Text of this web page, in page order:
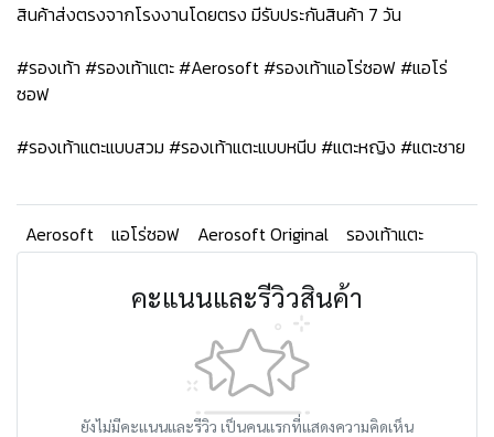
สินค้าส่งตรงจากโรงงานโดยตรง มีรับประกันสินค้า 7 วัน
#รองเท้า #รองเท้าแตะ #Aerosoft #รองเท้าแอโร่ซอฟ #แอโร่
ซอฟ
#รองเท้าแตะแบบสวม #รองเท้าแตะแบบหนีบ #แตะหญิง #แตะชาย
Aerosoft แอโร่ซอฟ Aerosoft Original รองเท้าแตะ
คะแนนและรีวิวสินค้า
ยังไม่มีคะแนนและรีวิว เป็นคนแรกที่แสดงความคิดเห็น